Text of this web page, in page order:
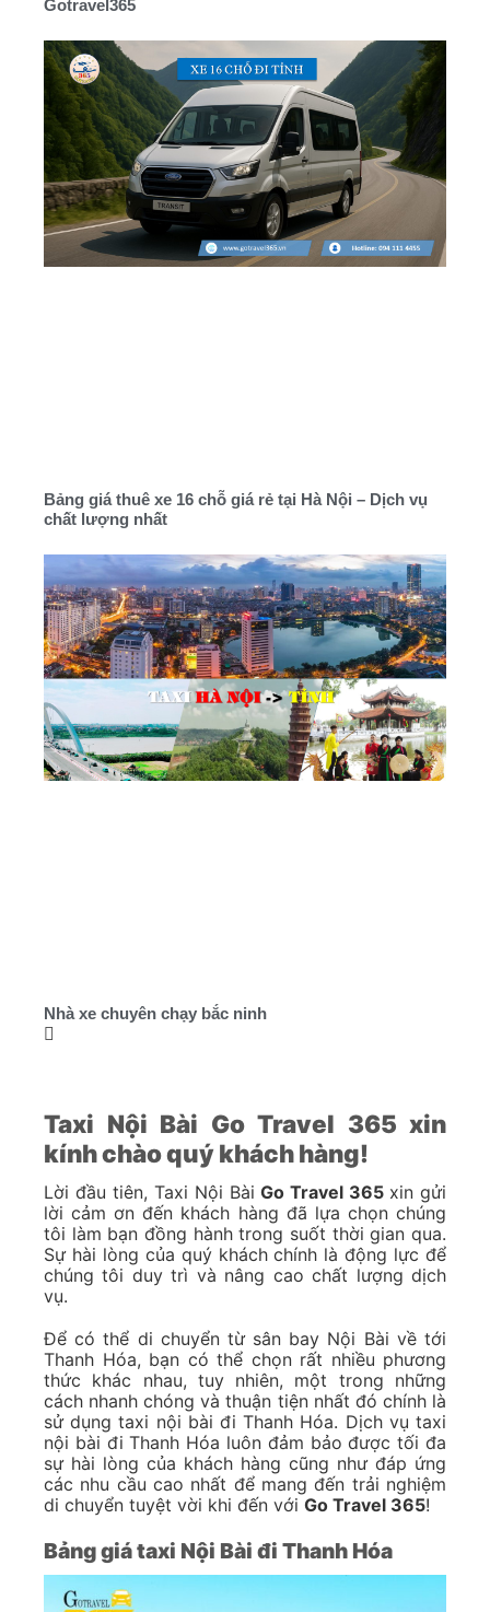
Gotravel365
Bảng giá thuê xe 16 chỗ giá rẻ tại Hà Nội – Dịch vụ
chất lượng nhất
Nhà xe chuyên chạy bắc ninh
Taxi Nội Bài Go Travel 365 xin
kính chào quý khách hàng!
Lời đầu tiên, Taxi Nội BàiGo Travel 365 xin gửi
lời cảm ơn đến khách hàng đã lựa chọn chúng
tôi làm bạn đồng hành trong suốt thời gian qua.
Sự hài lòng của quý khách chính là động lực để
chúng tôi duy trì và nâng cao chất lượng dịch
vụ.
Để có thể di chuyển từ sân bay Nội Bài về tới
Thanh Hóa, bạn có thể chọn rất nhiều phương
thức khác nhau, tuy nhiên, một trong những
cách nhanh chóng và thuận tiện nhất đó chính là
sử dụng taxi nội bài đi Thanh Hóa. Dịch vụ taxi
nội bài đi Thanh Hóa luôn đảm bảo được tối đa
sự hài lòng của khách hàng cũng như đáp ứng
các nhu cầu cao nhất để mang đến trải nghiệm
di chuyển tuyệt vời khi đến với Go Travel 365!
Bảng giá taxi Nội Bài đi Thanh Hóa